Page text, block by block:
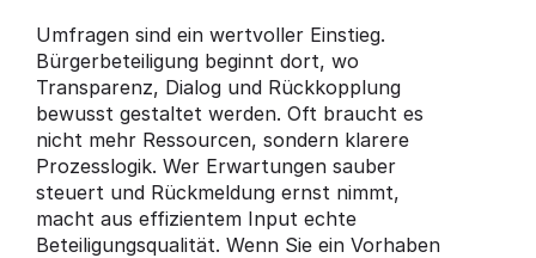
Umfragen sind ein wertvoller Einstieg.
Bürgerbeteiligung beginnt dort, wo
Transparenz, Dialog und Rückkopplung
bewusst gestaltet werden. Oft braucht es
nicht mehr Ressourcen, sondern klarere
Prozesslogik. Wer Erwartungen sauber
steuert und Rückmeldung ernst nimmt,
macht aus effizientem Input echte
Beteiligungsqualität. Wenn Sie ein Vorhaben